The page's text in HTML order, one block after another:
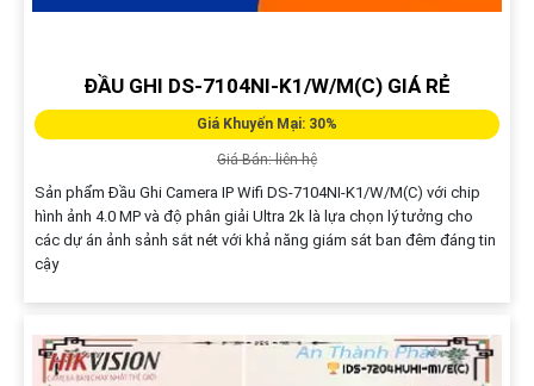
ĐẦU GHI DS-7104NI-K1/W/M(C) GIÁ RẺ
Giá Khuyến Mại: 30%
Giá Bán: liên hệ
Sản phẩm Đầu Ghi Camera IP Wifi DS-7104NI-K1/W/M(C) với chip
hình ảnh 4.0 MP và độ phân giải Ultra 2k là lựa chọn lý tưởng cho
các dự án ảnh sảnh sắt nét với khả năng giám sát ban đêm đáng tin
cậy